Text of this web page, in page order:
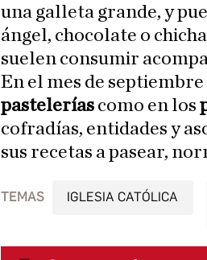
una galleta grande, y
ángel, chocolate o
suelen consumir
En el mes de
pastelerías como en los
cofradías, entidades y
sus recetas a pasear,
TEMAS IGLESIA CATÓLICA